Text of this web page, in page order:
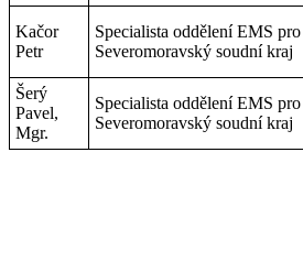
Kačor
Petr
Specialista oddělení EMS pro
Severomoravský soudní kraj
Šerý
Pavel,
Mgr.
Specialista oddělení EMS pro
Severomoravský soudní kraj